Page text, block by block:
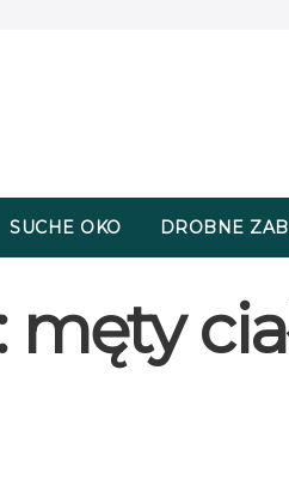
SUCHE OKO DROBNE